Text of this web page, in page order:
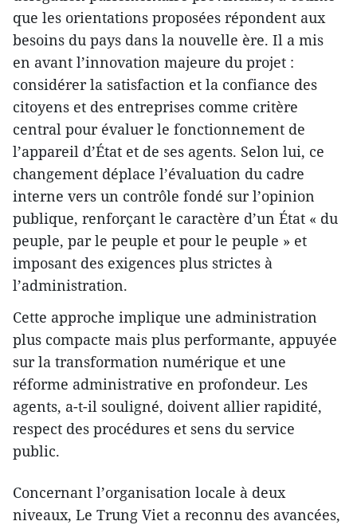
que les orientations proposées répondent aux
besoins du pays dans la nouvelle ère. Il a mis
en avant l’innovation majeure du projet :
considérer la satisfaction et la confiance des
citoyens et des entreprises comme critère
central pour évaluer le fonctionnement de
l’appareil d’État et de ses agents. Selon lui, ce
changement déplace l’évaluation du cadre
interne vers un contrôle fondé sur l’opinion
publique, renforçant le caractère d’un État « du
peuple, par le peuple et pour le peuple » et
imposant des exigences plus strictes à
l’administration.
Cette approche implique une administration
plus compacte mais plus performante, appuyée
sur la transformation numérique et une
réforme administrative en profondeur. Les
agents, a-t-il souligné, doivent allier rapidité,
respect des procédures et sens du service
public.
Concernant l’organisation locale à deux
niveaux, Le Trung Viet a reconnu des avancées,